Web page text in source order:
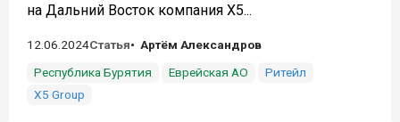
на Дальний Восток компания X5...
12.06.2024Статья
Артём Александров
Республика Бурятия
Еврейская АО
Ритейл
X5 Group